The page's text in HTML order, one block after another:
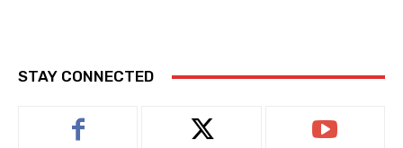
STAY CONNECTED